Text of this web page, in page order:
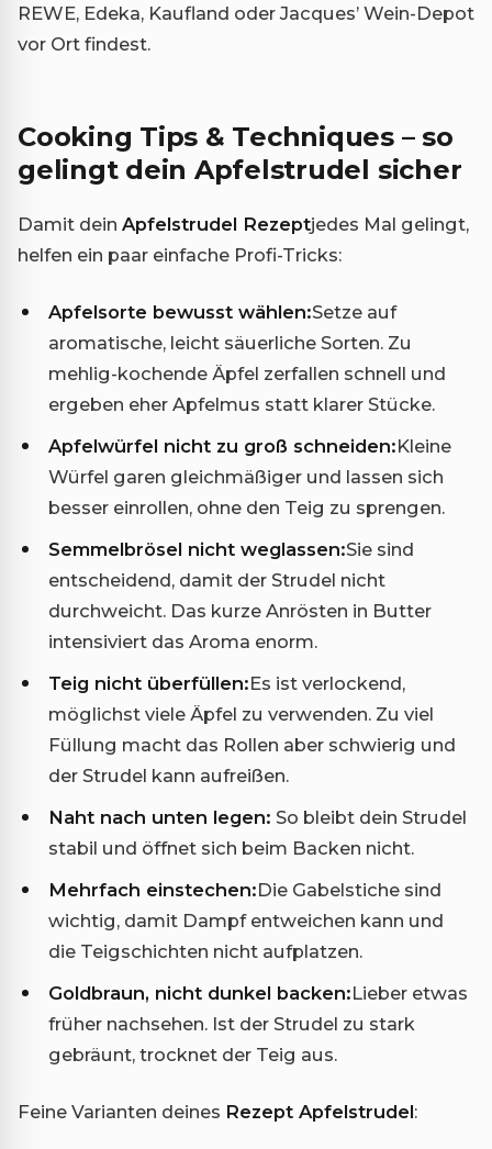
REWE, Edeka, Kaufland oder Jacques’ Wein-Depot
vor Ort findest.
Cooking Tips & Techniques – so
gelingt dein Apfelstrudel sicher
Damit dein Apfelstrudel Rezeptjedes Mal gelingt,
helfen ein paar einfache Profi-Tricks:
Apfelsorte bewusst wählen:Setze auf
aromatische, leicht säuerliche Sorten. Zu
mehlig-kochende Äpfel zerfallen schnell und
ergeben eher Apfelmus statt klarer Stücke.
Apfelwürfel nicht zu groß schneiden:Kleine
Würfel garen gleichmäßiger und lassen sich
besser einrollen, ohne den Teig zu sprengen.
Semmelbrösel nicht weglassen:Sie sind
entscheidend, damit der Strudel nicht
durchweicht. Das kurze Anrösten in Butter
intensiviert das Aroma enorm.
Teig nicht überfüllen:Es ist verlockend,
möglichst viele Äpfel zu verwenden. Zu viel
Füllung macht das Rollen aber schwierig und
der Strudel kann aufreißen.
Naht nach unten legen: So bleibt dein Strudel
stabil und öffnet sich beim Backen nicht.
Mehrfach einstechen:Die Gabelstiche sind
wichtig, damit Dampf entweichen kann und
die Teigschichten nicht aufplatzen.
Goldbraun, nicht dunkel backen:Lieber etwas
früher nachsehen. Ist der Strudel zu stark
gebräunt, trocknet der Teig aus.
Feine Varianten deines Rezept Apfelstrudel: